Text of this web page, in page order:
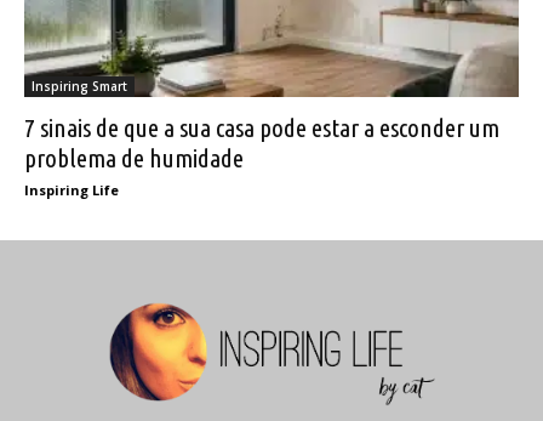
Inspiring Smart
7 sinais de que a sua casa pode estar a esconder um
problema de humidade
Inspiring Life